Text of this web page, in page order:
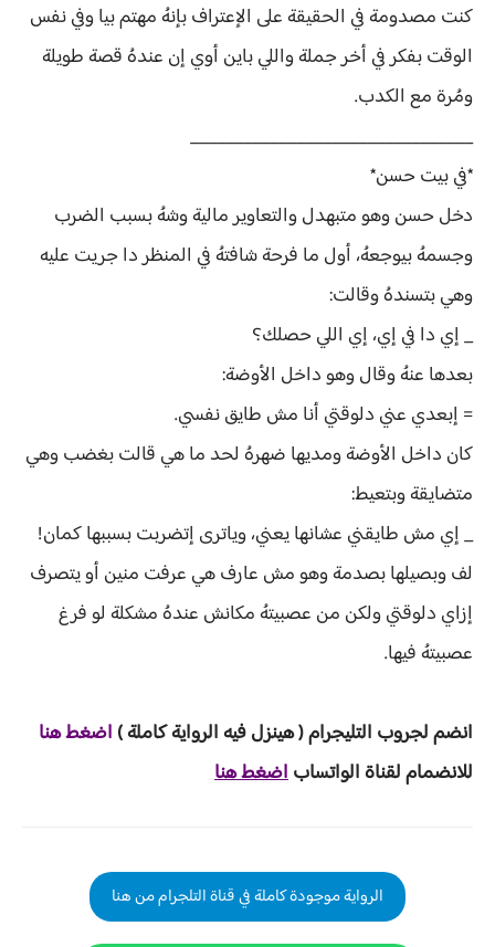
كنت مصدومة في الحقيقة على الإعتراف بإنهُ مهتم بيا وفي نفس
الوقت بفكر في أخر جملة واللي باين أوي إن عندهُ قصة طويلة
ومُرة مع الكدب.
________________________________
*في بيت حسن*
دخل حسن وهو متبهدل والتعاوير مالية وشهُ بسبب الضرب
وجسمهُ بيوجعهُ، أول ما فرحة شافتهُ في المنظر دا جريت عليه
وهي بتسندهُ وقالت:
_ إي دا في إي، إي اللي حصلك؟
بعدها عنهُ وقال وهو داخل الأوضة:
= إبعدي عني دلوقتي أنا مش طايق نفسي.
كان داخل الأوضة ومديها ضهرهُ لحد ما هي قالت بغضب وهي
متضايقة وبتعيط:
_ إي مش طايقني عشانها يعني، وياترى إتضربت بسببها كمان!
لف وبصيلها بصدمة وهو مش عارف هي عرفت منين أو يتصرف
إزاي دلوقتي ولكن من عصبيتهُ مكانش عندهُ مشكلة لو فرغ
عصبيتهُ فيها.
انضم لجروب التليجرام ( هينزل فيه الرواية كاملة ) اضغط هنا
للانضمام لقناة الواتساباضغط هنا
الرواية موجودة كاملة في قناة التلجرام من هنا